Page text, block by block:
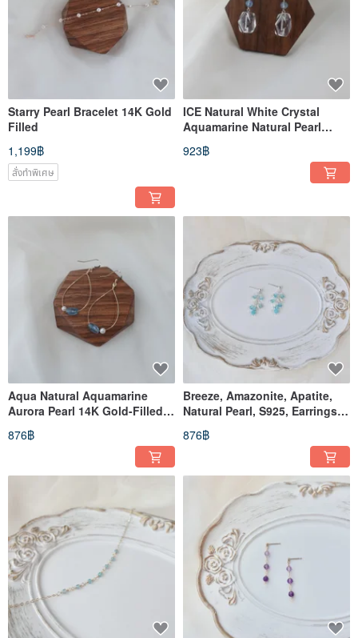
Starry Pearl Bracelet 14K Gold
Filled
1,199฿
สั่งทำพิเศษ
ICE Natural White Crystal
Aquamarine Natural Pearl
Japanese Style Light Luxury
925 Sterling Silver Earrings
923฿
Aqua Natural Aquamarine
Aurora Pearl 14K Gold-Filled
Earrings
876฿
Breeze, Amazonite, Apatite,
Natural Pearl, S925, Earrings,
Studs, Light Fine Jewelry
876฿